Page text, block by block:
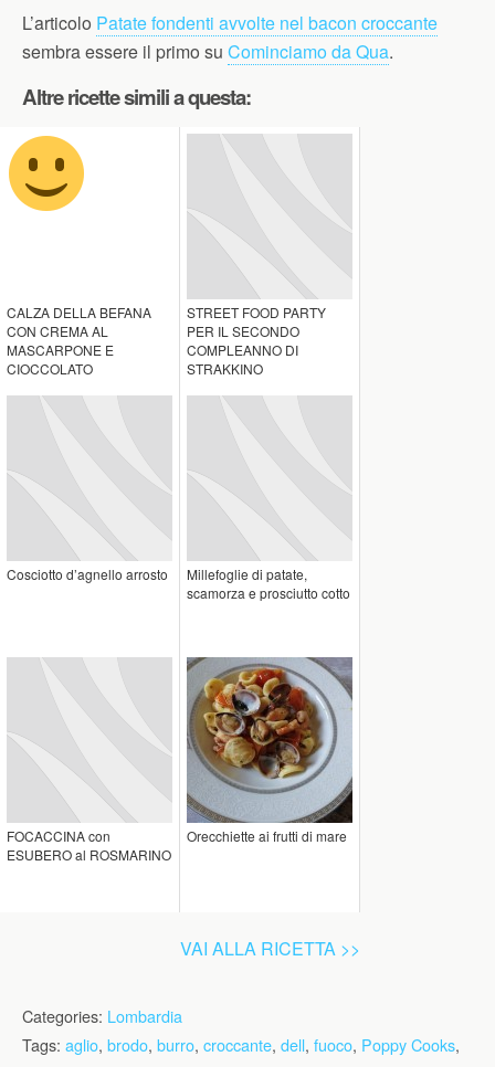
L’articolo Patate fondenti avvolte nel bacon croccante
sembra essere il primo su Cominciamo da Qua.
Altre ricette simili a questa:
CALZA DELLA BEFANA
CON CREMA AL
MASCARPONE E
CIOCCOLATO
STREET FOOD PARTY
PER IL SECONDO
COMPLEANNO DI
STRAKKINO
Cosciotto d’agnello arrosto
Millefoglie di patate,
scamorza e prosciutto cotto
FOCACCINA con
ESUBERO al ROSMARINO
Orecchiette ai frutti di mare
VAI ALLA RICETTA >>
Categories: Lombardia
Tags: aglio, brodo, burro, croccante, dell, fuoco, Poppy Cooks,